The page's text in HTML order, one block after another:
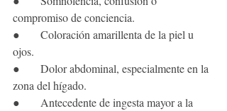
compromiso de conciencia.
●      Coloración amarillenta de la piel u
ojos.
●      Dolor abdominal, especialmente en la
zona del hígado.
●      Antecedente de ingesta mayor a la